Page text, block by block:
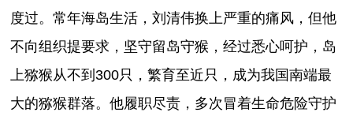
度过。常年海岛生活，刘清伟换上严重的痛风，但他
不向组织提要求，坚守留岛守猴，经过悉心呵护，岛
上猕猴从不到300只，繁育至近只，成为我国南端最
大的猕猴群落。他履职尽责，多次冒着生命危险守护